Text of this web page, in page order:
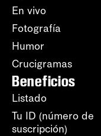
En vivo
Fotografía
Humor
Crucigramas
Beneficios
Listado
Tu ID (número de
suscripción)